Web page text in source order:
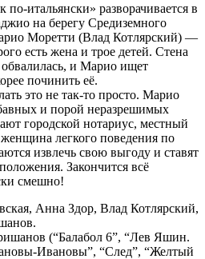
по-итальянски» разворачивается в
на берегу Средиземного
Моретти (Влад Котлярский) —
есть жена и трое детей. Стена
обвалилась, и Марио ищет
починить её.
это не так-то просто. Марио
и порой неразрешимых
городской нотариус, местный
легкого поведения по
извлечь свою выгоду и ставят
Закончится всё
смешно!
Анна Здор, Влад Котлярский,
(“Балабол 6”, “Лев Яшин.
Ивановы”, “След”, “Желтый